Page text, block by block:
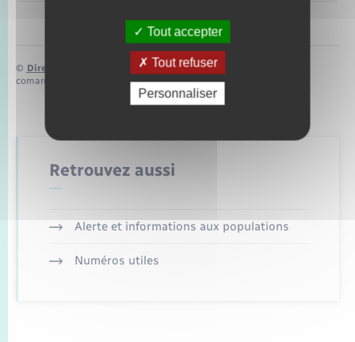
© Direction de l’information légale et administrative
comarquage developpé parbaseo.io
Retrouvez aussi
Alerte et informations aux populations
Numéros utiles
Tout accepter
Tout refuser
Personnaliser